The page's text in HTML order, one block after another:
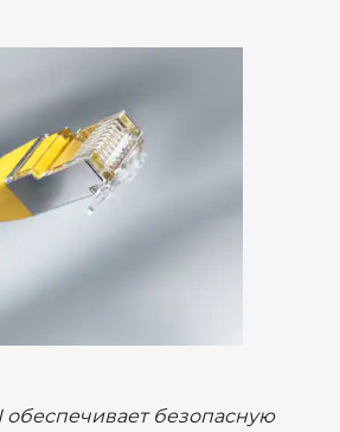
обеспечивает безопасную